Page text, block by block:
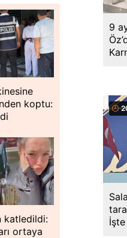
koptu:
katledildi:
ortaya
9